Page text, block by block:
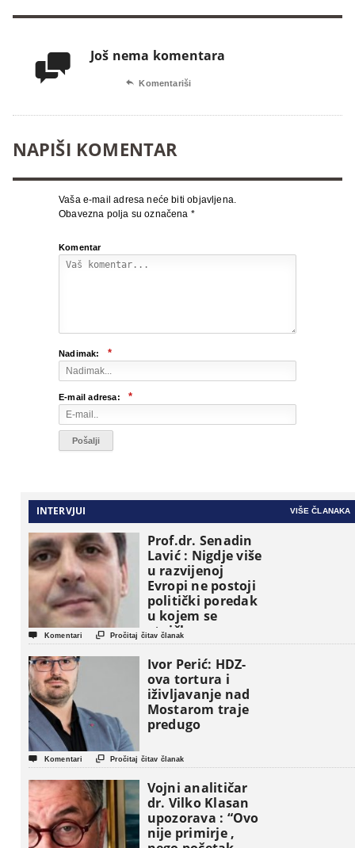
 Još nema komentara
 Komentariši
NAPIŠI KOMENTAR
Vaša e-mail adresa neće biti objavljena.
Obavezna polja su označena *
Komentar
Nadimak: *
E-mail adresa: *
INTERVJUI VIŠE ČLANAKA
Prof.dr. Senadin
Lavić : Nigdje više
u razvijenoj
Evropi ne postoji
politički poredak
u kojem se
etničke grupe
pojavljuju kao
osnovne
političke jedinice
 Komentari  Pročitaj čitav članak
Ivor Perić: HDZ-
ova tortura i
iživljavanje nad
Mostarom traje
predugo
 Komentari  Pročitaj čitav članak
Vojni analitičar
dr. Vilko Klasan
upozorava : “Ovo
nije primirje ,